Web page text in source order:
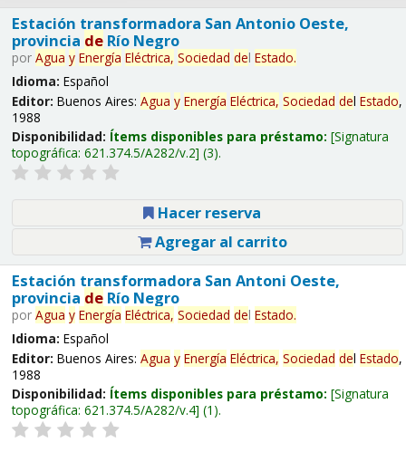
Estación transformadora San Antonio Oeste,
provincia deRío Negro
por Agua y Energía Eléctrica, Sociedad del Estado.
Idioma: Español
Editor: Buenos Aires: Agua y Energía Eléctrica, Sociedad del Estado,
1988
Disponibilidad: Ítems disponibles para préstamo: Signatura
topográfica: 621.374.5/A282/v.2 (3).
Hacer reserva
Agregar al carrito
Estación transformadora San Antoni Oeste,
provincia deRío Negro
por Agua y Energía Eléctrica, Sociedad del Estado.
Idioma: Español
Editor: Buenos Aires: Agua y Energía Eléctrica, Sociedad del Estado,
1988
Disponibilidad: Ítems disponibles para préstamo: Signatura
topográfica: 621.374.5/A282/v.4 (1).